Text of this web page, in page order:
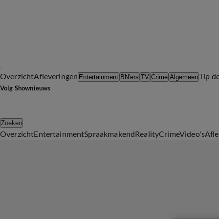
OverzichtAfleveringen Entertainment BN'ers TV Crime AlgemeenTip
Volg Shownieuws
Zoeken
OverzichtEntertainmentSpraakmakendRealityCrimeVideo's